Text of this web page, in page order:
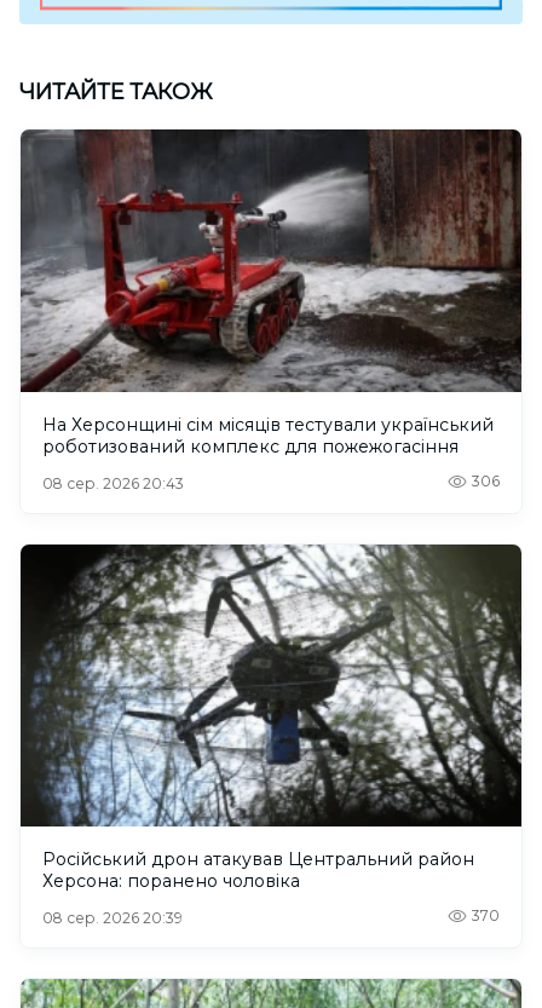
ЧИТАЙТЕ ТАКОЖ
На Херсонщині сім місяців тестували український
роботизований комплекс для пожежогасіння
08 сер. 2026 20:43 306
Російський дрон атакував Центральний район
Херсона: поранено чоловіка
08 сер. 2026 20:39 370